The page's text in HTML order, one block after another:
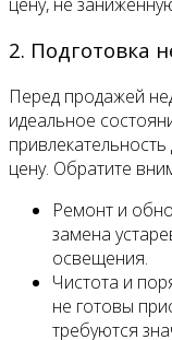
2. Подготовка
Перед продажей
идеальное
цену. Обратите
Ремонт и
замена
освещения.
Чистота и
не готовы
требуются